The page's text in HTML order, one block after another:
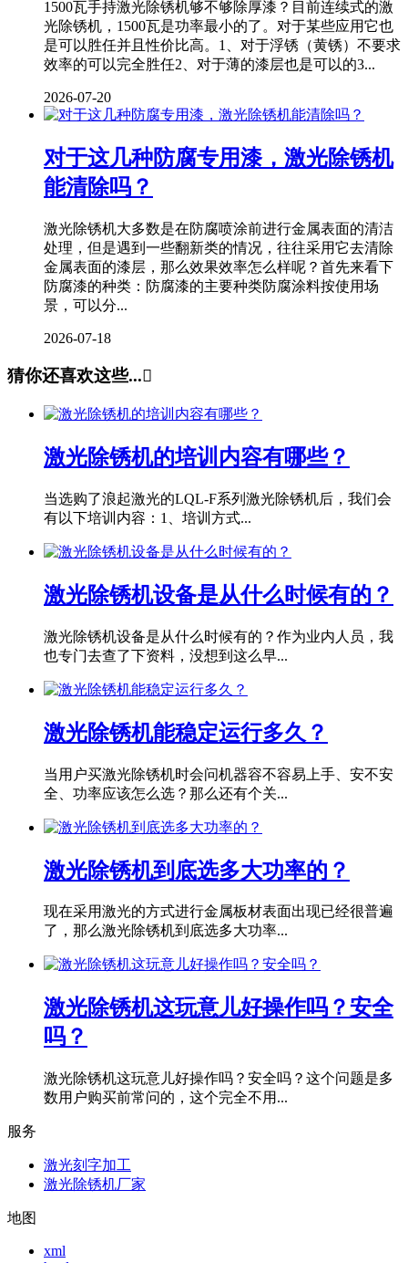
1500瓦手持激光除锈机够不够除厚漆？目前连续式的激
光除锈机，1500瓦是功率最小的了。对于某些应用它也
是可以胜任并且性价比高。1、对于浮锈（黄锈）不要求
效率的可以完全胜任2、对于薄的漆层也是可以的3...
2026-07-20
对于这几种防腐专用漆，激光除锈机
能清除吗？
激光除锈机大多数是在防腐喷涂前进行金属表面的清洁
处理，但是遇到一些翻新类的情况，往往采用它去清除
金属表面的漆层，那么效果效率怎么样呢？首先来看下
防腐漆的种类：防腐漆的主要种类防腐涂料按使用场
景，可以分...
2026-07-18
猜你还喜欢这些...
激光除锈机的培训内容有哪些？
当选购了浪起激光的LQL-F系列激光除锈机后，我们会
有以下培训内容：1、培训方式...
激光除锈机设备是从什么时候有的？
激光除锈机设备是从什么时候有的？作为业内人员，我
也专门去查了下资料，没想到这么早...
激光除锈机能稳定运行多久？
当用户买激光除锈机时会问机器容不容易上手、安不安
全、功率应该怎么选？那么还有个关...
激光除锈机到底选多大功率的？
现在采用激光的方式进行金属板材表面出现已经很普遍
了，那么激光除锈机到底选多大功率...
激光除锈机这玩意儿好操作吗？安全
吗？
激光除锈机这玩意儿好操作吗？安全吗？这个问题是多
数用户购买前常问的，这个完全不用...
服务
激光刻字加工
激光除锈机厂家
地图
xml